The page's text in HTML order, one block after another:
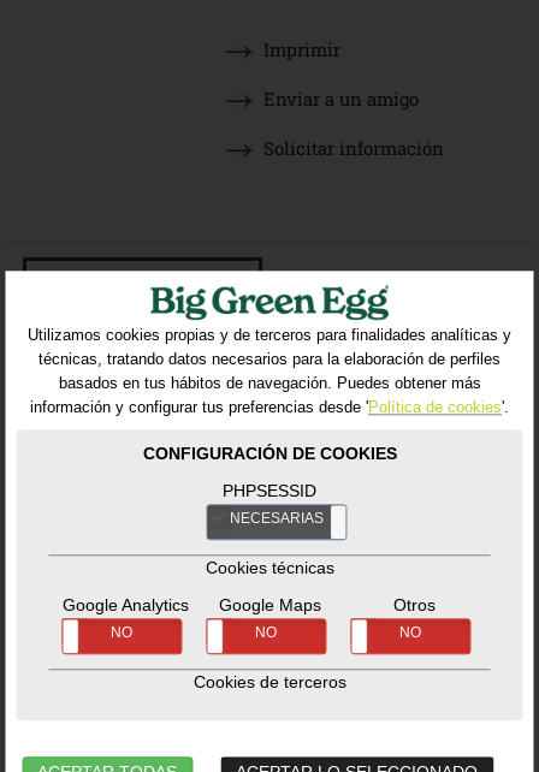
Imprimir
Enviar a un amigo
Solicitar información
VOLVER AL LISTADO
Productos relacionados
Mini Big Green
Big Green Egg-Kamado
XLarge Big Green
Big Green Egg-Kamado
Utilizamos cookies propias y de terceros para finalidades analíticas y
técnicas, tratando datos necesarios para la elaboración de perfiles
basados en tus hábitos de navegación. Puedes obtener más
información y configurar tus preferencias desde 'Política de cookies'.
CONFIGURACIÓN DE COOKIES
PHPSESSID
NECESARIAS
Cookies técnicas
Google Analytics
NO
Google Maps
NO
Otros
NO
Cookies de terceros